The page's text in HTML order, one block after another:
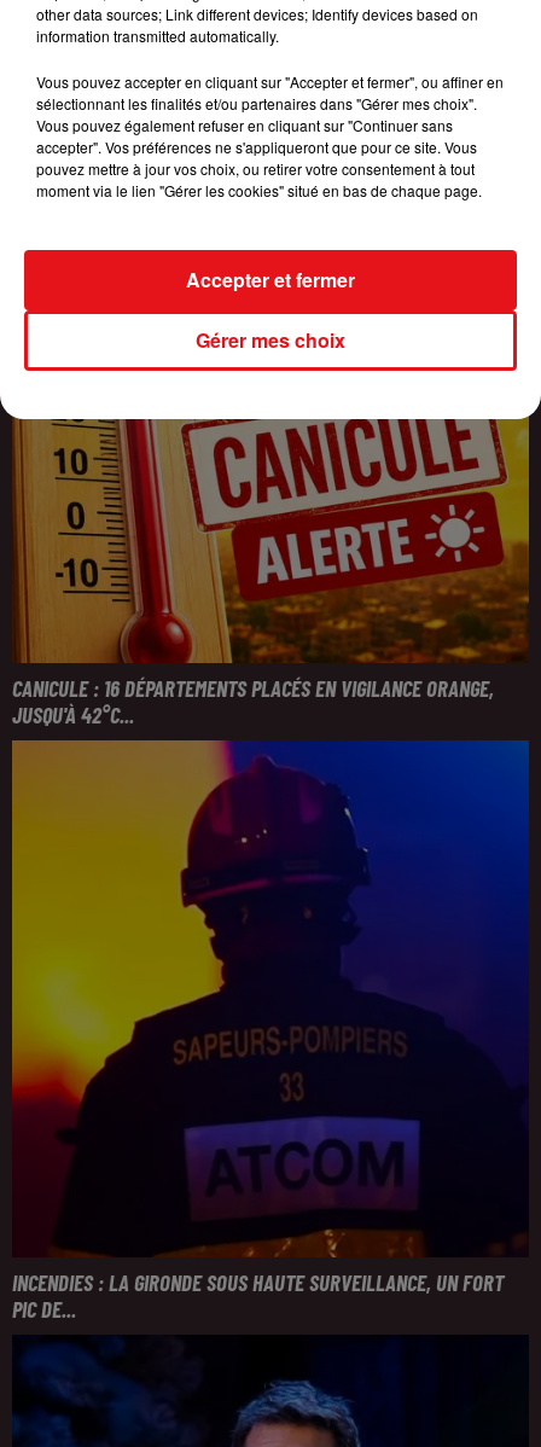
INCENDIES : 184 PERSONNES INTERPELLÉES DEPUIS DÉBUT
JUILLET, DES...
CANICULE : 16 DÉPARTEMENTS PLACÉS EN VIGILANCE ORANGE,
JUSQU'À 42°C...
INCENDIES : LA GIRONDE SOUS HAUTE SURVEILLANCE, UN FORT
PIC DE...
other data sources; Link different devices; Identify devices based on
information transmitted automatically.
Vous pouvez accepter en cliquant sur "Accepter et fermer", ou affiner en
sélectionnant les finalités et/ou partenaires dans "Gérer mes choix".
Vous pouvez également refuser en cliquant sur "Continuer sans
accepter". Vos préférences ne s'appliqueront que pour ce site. Vous
pouvez mettre à jour vos choix, ou retirer votre consentement à tout
moment via le lien "Gérer les cookies" situé en bas de chaque page.
Gérer mes choix
Accepter et fermer